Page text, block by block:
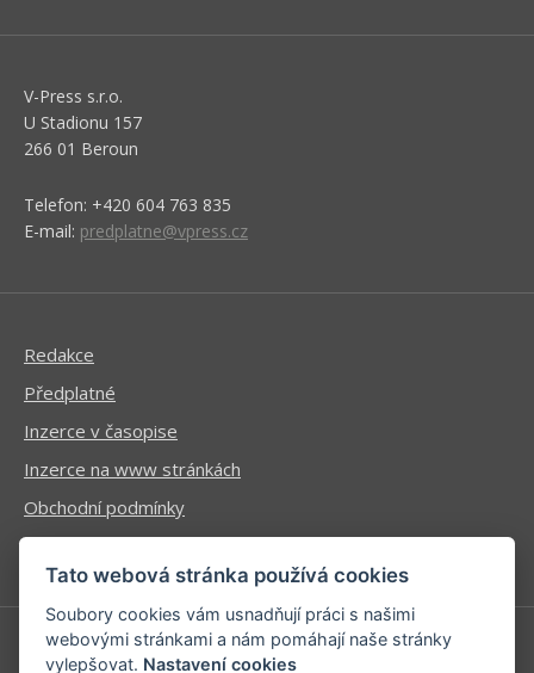
V-Press s.r.o.
U Stadionu 157
266 01 Beroun
Telefon: +420 604 763 835
E-mail: predplatne@vpress.cz
Redakce
Předplatné
Inzerce v časopise
Inzerce na www stránkách
Obchodní podmínky
Ochrana osobních údajů
Příhlášení | Registrace
Tato webová stránka používá cookies
Soubory cookies vám usnadňují práci s našimi
webovými stránkami a nám pomáhají naše stránky
vylepšovat. Nastavení cookies